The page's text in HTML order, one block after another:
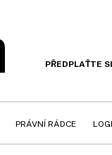
PŘEDPLAŤTE SI
PRÁVNÍ RÁDCE